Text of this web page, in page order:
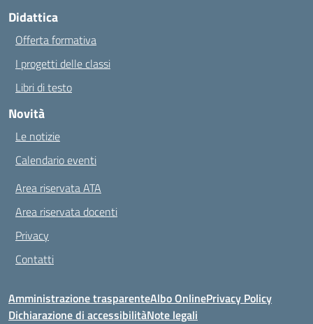
Didattica
Offerta formativa
I progetti delle classi
Libri di testo
Novità
Le notizie
Calendario eventi
Area riservata ATA
Area riservata docenti
Privacy
Contatti
Amministrazione trasparenteAlbo OnlinePrivacy Policy
Dichiarazione di accessibilitàNote legali